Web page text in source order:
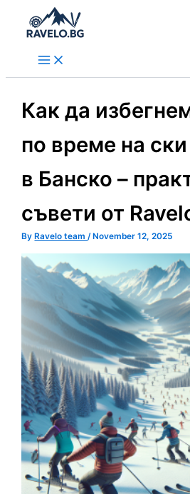
content
Как да
по време на
в Банско –
съвети от
ByRavelo team/November 12, 2025